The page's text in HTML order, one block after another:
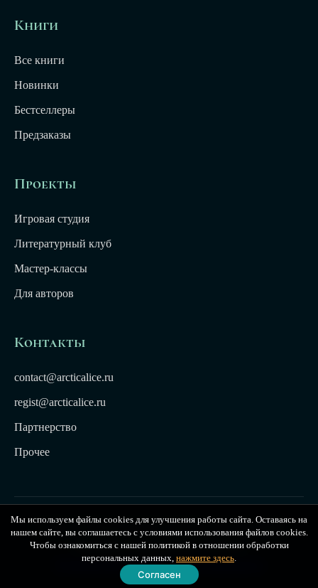
Книги
Все книги
Новинки
Бестселлеры
Предзаказы
Проекты
Игровая студия
Литературный клуб
Мастер-классы
Для авторов
Контакты
contact@arcticalice.ru
regist@arcticalice.ru
Партнерство
Прочее
© 2022-2026 Издательство Арктики Лёд. Все права
защищены. Издательство Arctic Ice
Публичная оферта|Политика конфиденциальности
Мы используем файлы cookies для улучшения работы сайта. Оставаясь на
нашем сайте, вы соглашаетесь с условиями использования файлов cookies.
Чтобы ознакомиться с нашей политикой в отношении обработки
персональных данных, нажмите здесь.
Согласен